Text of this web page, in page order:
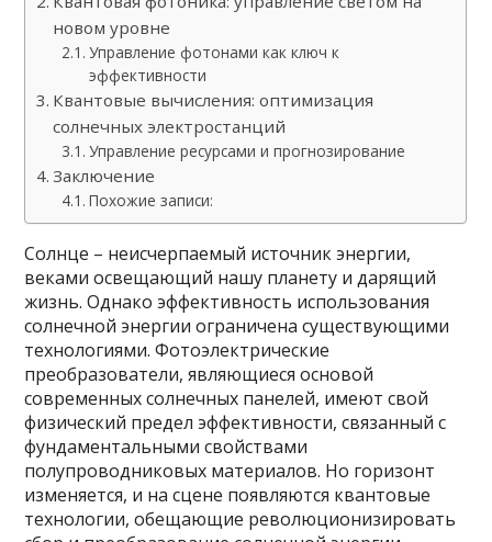
новом уровне
Управление фотонами как ключ к
эффективности
Квантовые вычисления: оптимизация
солнечных электростанций
Управление ресурсами и прогнозирование
Заключение
Похожие записи:
Солнце – неисчерпаемый источник энергии,
веками освещающий нашу планету и дарящий
жизнь. Однако эффективность использования
солнечной энергии ограничена существующими
технологиями. Фотоэлектрические
преобразователи, являющиеся основой
современных солнечных панелей, имеют свой
физический предел эффективности, связанный с
фундаментальными свойствами
полупроводниковых материалов. Но горизонт
изменяется, и на сцене появляются квантовые
технологии, обещающие революционизировать